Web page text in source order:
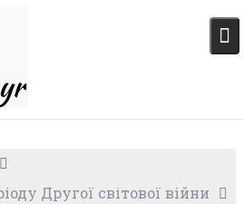
Другої світової війни